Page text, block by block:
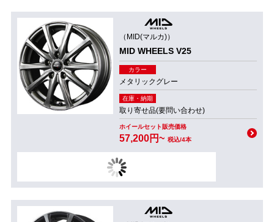
（MID(マルカ)）
MID WHEELS V25
カラー
メタリックグレー
在庫・納期
取り寄せ品(要問い合わせ)
ホイールセット販売価格
57,200円~ 税込/4本